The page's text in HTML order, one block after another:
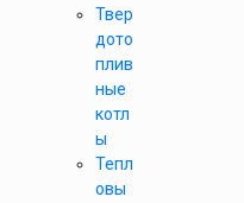
Твер
дото
плив
ные
котл
ы
Тепл
овы